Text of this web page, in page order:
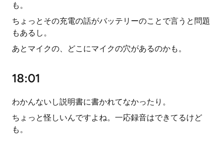
も。
ちょっとその充電の話がバッテリーのことで言うと問題
もあるし。
あとマイクの、どこにマイクの穴があるのかも。
18:01
わかんないし説明書に書かれてなかったり。
ちょっと怪しいんですよね。一応録音はできてるけど
も。